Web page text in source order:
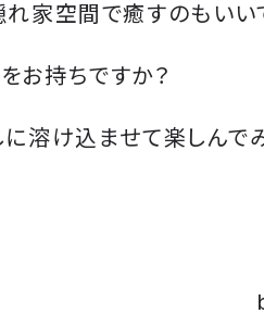
れ家空間で癒すのもいい
お持ちですか？
に溶け込ませて楽しんで